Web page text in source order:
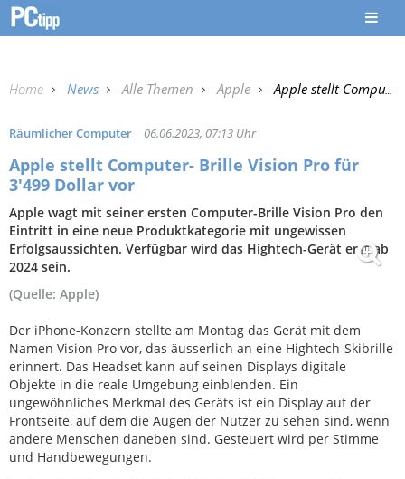
Home News Alle Themen Apple Apple stellt Computer- Brille Vision Pro für 3'499 Dollar vor
Räumlicher Computer 06.06.2023, 07:13 Uhr
Apple stellt Computer- Brille Vision Pro für
3'499 Dollar vor
Apple wagt mit seiner ersten Computer-Brille Vision Pro den
Eintritt in eine neue Produktkategorie mit ungewissen
Erfolgsaussichten. Verfügbar wird das Hightech-Gerät erst ab
2024 sein.
(Quelle: Apple)
Der iPhone-Konzern stellte am Montag das Gerät mit dem
Namen Vision Pro vor, das äusserlich an eine Hightech-Skibrille
erinnert. Das Headset kann auf seinen Displays digitale
Objekte in die reale Umgebung einblenden. Ein
ungewöhnliches Merkmal des Geräts ist ein Display auf der
Frontseite, auf dem die Augen der Nutzer zu sehen sind, wenn
andere Menschen daneben sind. Gesteuert wird per Stimme
und Handbewegungen.